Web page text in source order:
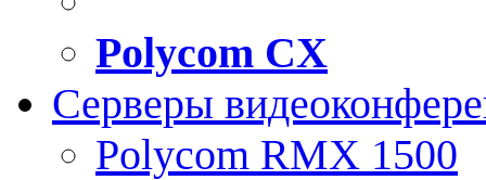
Polycom CX
Серверы
Polycom RMX 1500